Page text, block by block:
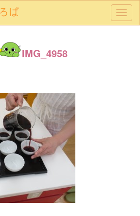
メ
ニ
IMG_4958